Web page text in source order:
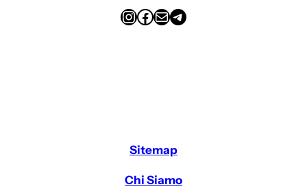
InstagramFacebook Email Telegram
Sitemap
Chi Siamo